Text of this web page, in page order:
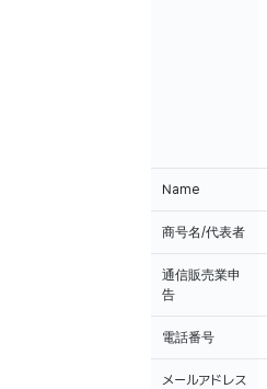
Name
商号名/代表者
通信販売業申
告
電話番号
メールアドレス